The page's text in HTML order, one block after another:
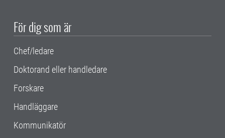
För dig som är
Chef/ledare
Doktorand eller handledare
Forskare
Handläggare
Kommunikatör